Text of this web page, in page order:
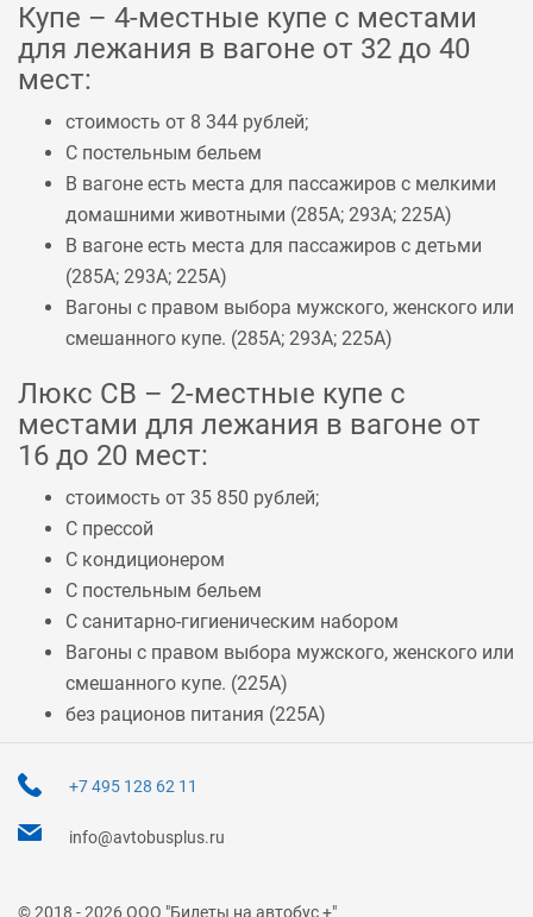
Купе – 4-местные купе с местами
для лежания в вагоне от 32 до 40
мест:
стоимость от 8 344 рублей;
С постельным бельем
В вагоне есть места для пассажиров с мелкими
домашними животными (285А; 293А; 225А)
В вагоне есть места для пассажиров с детьми
(285А; 293А; 225А)
Вагоны с правом выбора мужского, женского или
смешанного купе. (285А; 293А; 225А)
Люкс СВ – 2-местные купе с
местами для лежания в вагоне от
16 до 20 мест:
стоимость от 35 850 рублей;
С прессой
С кондиционером
С постельным бельем
С санитарно-гигиеническим набором
Вагоны с правом выбора мужского, женского или
смешанного купе. (225А)
без рационов питания (225А)
+7 495 128 62 11
info@avtobusplus.ru
© 2018 - 2026 ООО "Билеты на автобус +"